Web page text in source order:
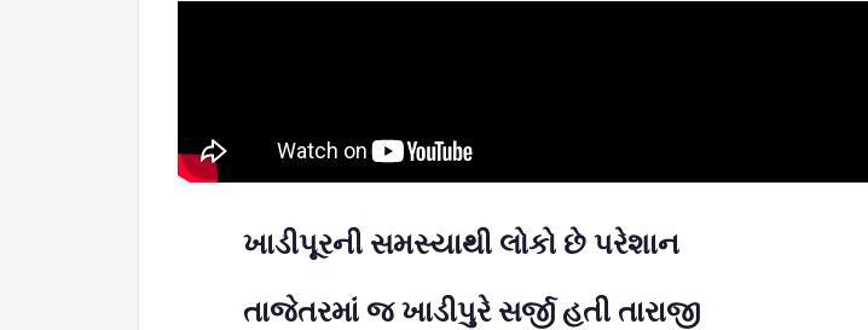
ખાડીપૂરની સમસ્યાથી લોકો છે પરેશાન
તાજેતરમાં જ ખાડીપુરે સર્જી હતી તારાજી